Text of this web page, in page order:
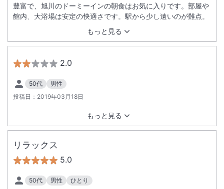
もっと見る
豊富で、旭川のドーミーインの朝食はお気に入りです。部屋や
館内、大浴場は安定の快適さです。駅から少し遠いのが難点。
2.0
50代
男性
投稿日： 2019年03月18日
もっと見る
リラックス
5.0
50代 男性
ひとり